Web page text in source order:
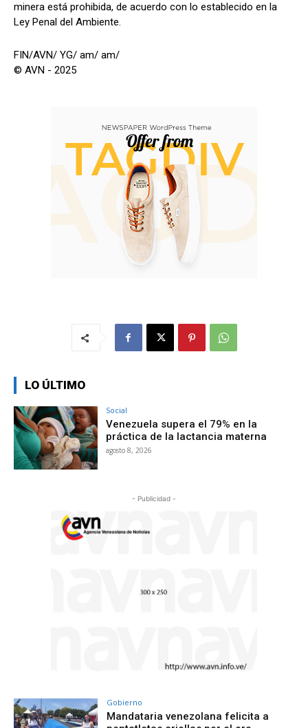
minera está prohibida, de acuerdo con lo establecido en la
Ley Penal del Ambiente.
FIN/AVN/ YG/ am/ am/
© AVN - 2025
LO ÚLTIMO
Social
Venezuela supera el 79% en la
práctica de la lactancia materna
agosto 8, 2026
- Publicidad -
Gobierno
Mandataria venezolana felicita a